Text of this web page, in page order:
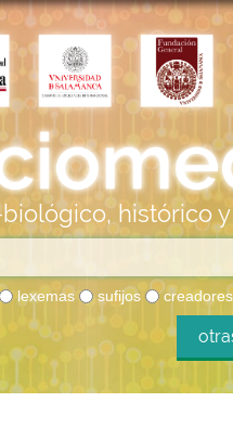
histórico
lexemas sufijos creadores